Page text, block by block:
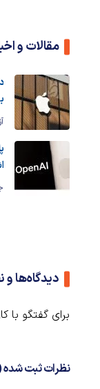
مقالات و
دیدگاه‌ها و
برای گفتگو با
نظرات ثبت شده (2